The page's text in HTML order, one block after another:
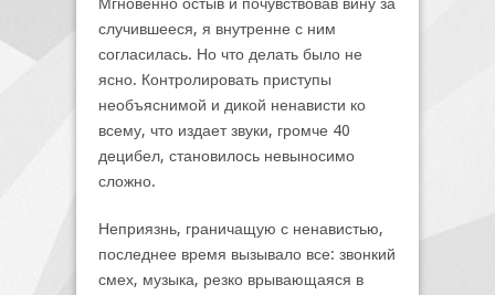
случившееся, я внутренне с ним
согласилась. Но что делать было не
ясно. Контролировать приступы
необъяснимой и дикой ненависти ко
всему, что издает звуки, громче 40
децибел, становилось невыносимо
сложно.
Неприязнь, граничащую с ненавистью,
последнее время вызывало все: звонкий
смех, музыка, резко врывающаяся в